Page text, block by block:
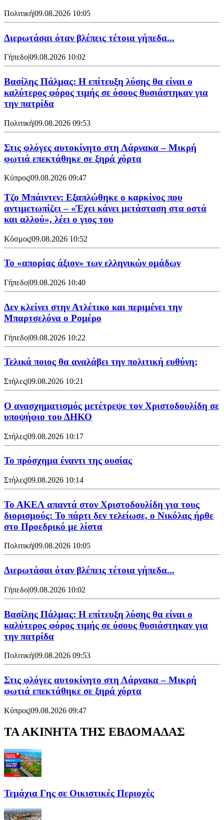
Πολιτική|09.08.2026 10:05
Διερωτάσαι όταν βλέπεις τέτοια γήπεδα...
Γήπεδο|09.08.2026 10:02
Βασίλης Πάλμας: Η επίτευξη λύσης θα είναι ο
καλύτερος φόρος τιμής σε όσους θυσιάστηκαν για
την πατρίδα
Πολιτική|09.08.2026 09:53
Στις φλόγες αυτοκίνητο στη Λάρνακα – Μικρή
φωτιά επεκτάθηκε σε ξηρά χόρτα
Κύπρος|09.08.2026 09:47
Τζο Μπάιντεν: Εξαπλώθηκε ο καρκίνος που
αντιμετωπίζει – «Έχει κάνει μετάσταση στα οστά
και αλλού», λέει ο γιος του
Κόσμος|09.08.2026 10:52
Το «απορίας άξιον» των ελληνικών ομάδων
Γήπεδο|09.08.2026 10:40
Δεν κλείνει στην Ατλέτικο και περιμένει την
Μπαρτσελόνα ο Ρομέρο
Γήπεδο|09.08.2026 10:22
Τελικά ποιος θα αναλάβει την πολιτική ευθύνη;
Στήλες|09.08.2026 10:21
Ο ανασχηματισμός μετέτρεψε τον Χριστοδουλίδη σε
υποψήφιο του ΔΗΚΟ
Στήλες|09.08.2026 10:17
Το πρόσχημα έναντι της ουσίας
Στήλες|09.08.2026 10:14
Το ΑΚΕΛ απαντά στον Χριστοδουλίδη για τους
διορισμούς: Το πάρτι δεν τελείωσε, ο Νικόλας ήρθε
στο Προεδρικό με λίστα
Πολιτική|09.08.2026 10:05
Διερωτάσαι όταν βλέπεις τέτοια γήπεδα...
Γήπεδο|09.08.2026 10:02
Βασίλης Πάλμας: Η επίτευξη λύσης θα είναι ο
καλύτερος φόρος τιμής σε όσους θυσιάστηκαν για
την πατρίδα
Πολιτική|09.08.2026 09:53
Στις φλόγες αυτοκίνητο στη Λάρνακα – Μικρή
φωτιά επεκτάθηκε σε ξηρά χόρτα
Κύπρος|09.08.2026 09:47
ΤΑ ΑΚΙΝΗΤΑ ΤΗΣ ΕΒΔΟΜΑΔΑΣ
Τεμάχια Γης σε Οικιστικές Περιοχές